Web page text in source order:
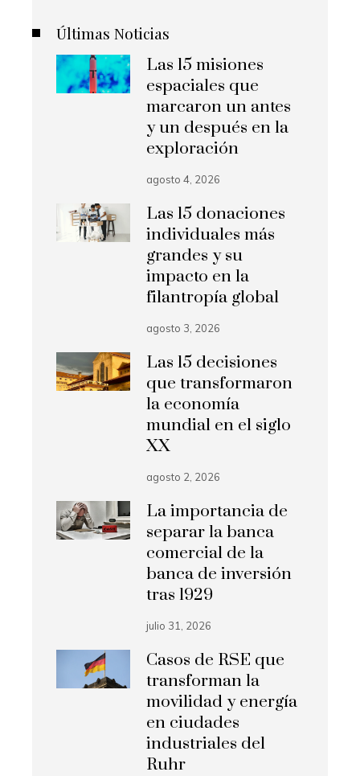
Últimas Noticias
Las 15 misiones
espaciales que
marcaron un antes
y un después en la
exploración
agosto 4, 2026
Las 15 donaciones
individuales más
grandes y su
impacto en la
filantropía global
agosto 3, 2026
Las 15 decisiones
que transformaron
la economía
mundial en el siglo
XX
agosto 2, 2026
La importancia de
separar la banca
comercial de la
banca de inversión
tras 1929
julio 31, 2026
Casos de RSE que
transforman la
movilidad y energía
en ciudades
industriales del
Ruhr